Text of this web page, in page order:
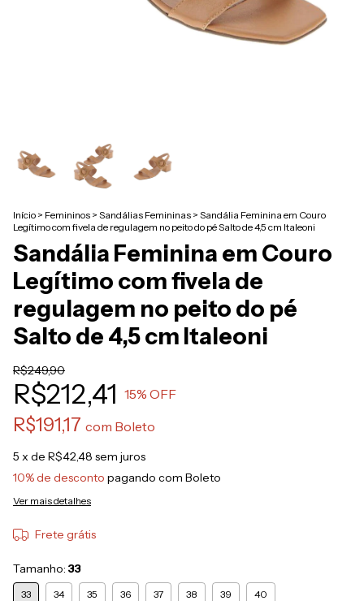
Início > Femininos > Sandálias Femininas > Sandália Feminina em Couro
Legítimo com fivela de regulagem no peito do pé Salto de 4,5 cm Italeoni
Sandália Feminina em Couro
Legítimo com fivela de
regulagem no peito do pé
Salto de 4,5 cm Italeoni
R$249,90
R$212,41 15% OFF
R$191,17 com Boleto
5 x de R$42,48 sem juros
10% de desconto pagando com Boleto
Ver mais detalhes
Frete grátis
Tamanho: 33
33 34 35 36 37 38 39 40